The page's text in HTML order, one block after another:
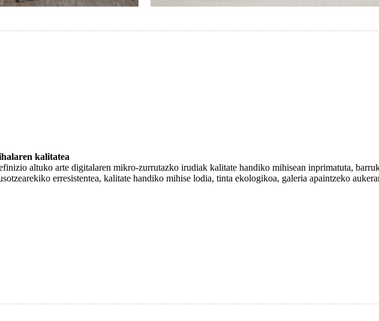
kalitatea
altuko arte digitalaren mikro-zurrutazko irudiak kalitate handiko mihisean inprimatuta,
erresistentea, kalitate handiko mihise lodia, tinta ekologikoa, galeria apaintzeko